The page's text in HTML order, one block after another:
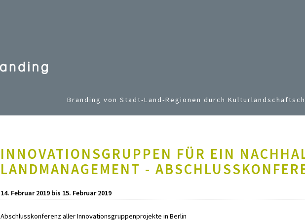
Branding von Stadt-Land-Regionen durch
INNOVATIONSGRUPPEN FÜR EIN
LANDMANAGEMENT -
14. Februar 2019bis 15. Februar 2019
Abschlusskonferenz aller Innovationsgruppenprojekte in Berlin